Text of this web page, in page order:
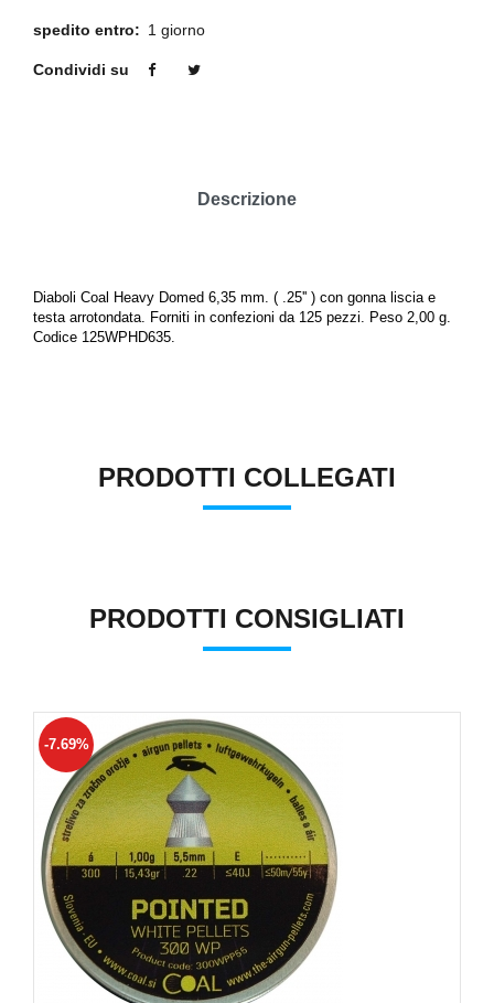
spedito entro: 1 giorno
Condividi su
Descrizione
Diaboli Coal Heavy Domed 6,35 mm. ( .25'' ) con gonna liscia e
testa arrotondata. Forniti in confezioni da 125 pezzi. Peso 2,00 g.
Codice 125WPHD635.
PRODOTTI COLLEGATI
PRODOTTI CONSIGLIATI
-7.69%